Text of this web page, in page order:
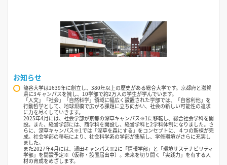
お知らせ
龍谷大学は1639年に創立し、380年以上の歴史がある総合大学です。京都府と滋賀
県に3キャンパスを擁し、10学部で約2万人の学生が学んでいます。
「人文」「社会」「自然科学」領域に幅広く設置された学部では、「自省利他」を
行動哲学として、地球規模で広がる課題に立ち向かい、社会の新しい可能性の追求
に力を尽くしていきます。
2025年4月には、社会学部が京都の深草キャンパス※1に移転し、総合社会学科を開
設。また、経営学部には、商学科を開設し、経営学科と2学科体制になりました。さ
らに、深草キャンパス※1では「深草を森にする」をコンセプトに、４つの新棟が完
成。社会学部の移転により、社会科学系の学部が集結し、学修環境がさらに充実し
ました。
また2027年4月には、瀬田キャンパス※2に「情報学部」と「環境サステナビリティ
学部」を開設予定※（仮称・設置届出中）。未来を切り開く「実践力」を有する人
材の育成をめざします。